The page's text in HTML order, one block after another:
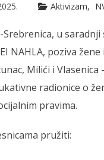
Aktivizam
Srebrenica, u saradnji
NAHLA, poziva
Milići i Vlasenica
radionice o
pravima.
pružiti: